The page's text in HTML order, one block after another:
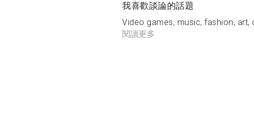
我喜歡談論的話題
Video games, music, fashion,
閱讀更多